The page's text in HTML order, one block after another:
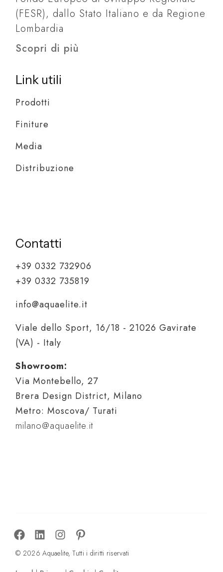
(FESR), dallo Stato Italiano e da Regione
Lombardia
Scopri di più
Link utili
Prodotti
Finiture
Media
Distribuzione
Contatti
+39 0332 732906
+39 0332 735819
info@aquaelite.it
Viale dello Sport, 16/18 - 21026 Gavirate
(VA) - Italy
Showroom:
Via Montebello, 27
Brera Design District, Milano
Metro: Moscova/ Turati
milano@aquaelite.it
© 2026 Aquaelite, Tutti i diritti riservati